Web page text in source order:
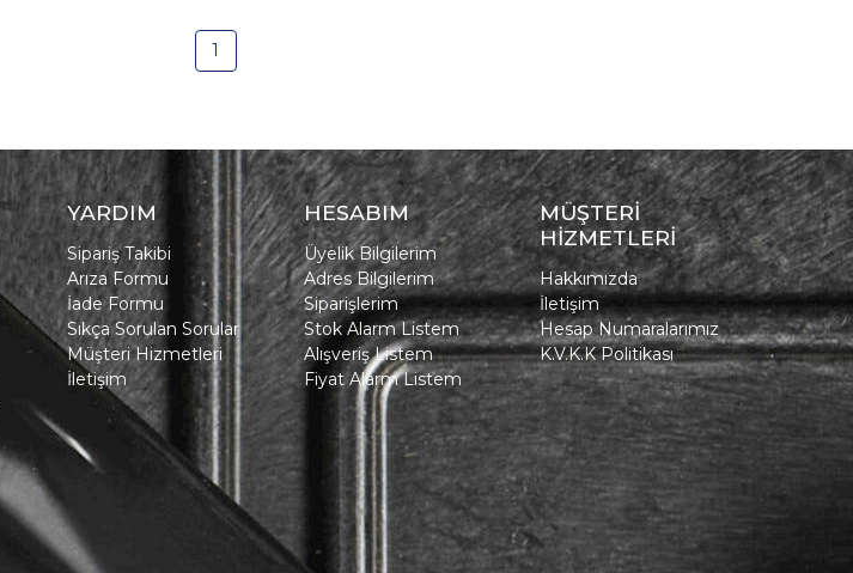
1
YARDIM
Sipariş Takibi
Arıza Formu
İade Formu
Sıkça Sorulan Sorular
Müşteri Hizmetleri
İletişim
HESABIM
Üyelik Bilgilerim
Adres Bilgilerim
Siparişlerim
Stok Alarm Listem
Alışveriş Listem
Fiyat Alarm Listem
MÜŞTERİ
HİZMETLERİ
Hakkımızda
İletişim
Hesap Numaralarımız
K.V.K.K Politikası